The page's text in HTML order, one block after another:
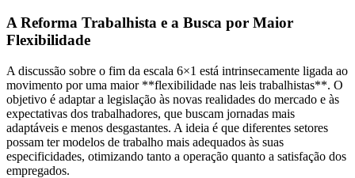
A Reforma Trabalhista e a Busca por Maior
Flexibilidade
A discussão sobre o fim da escala 6×1 está intrinsecamente ligada ao
movimento por uma maior **flexibilidade nas leis trabalhistas**. O
objetivo é adaptar a legislação às novas realidades do mercado e às
expectativas dos trabalhadores, que buscam jornadas mais
adaptáveis e menos desgastantes. A ideia é que diferentes setores
possam ter modelos de trabalho mais adequados às suas
especificidades, otimizando tanto a operação quanto a satisfação dos
empregados.